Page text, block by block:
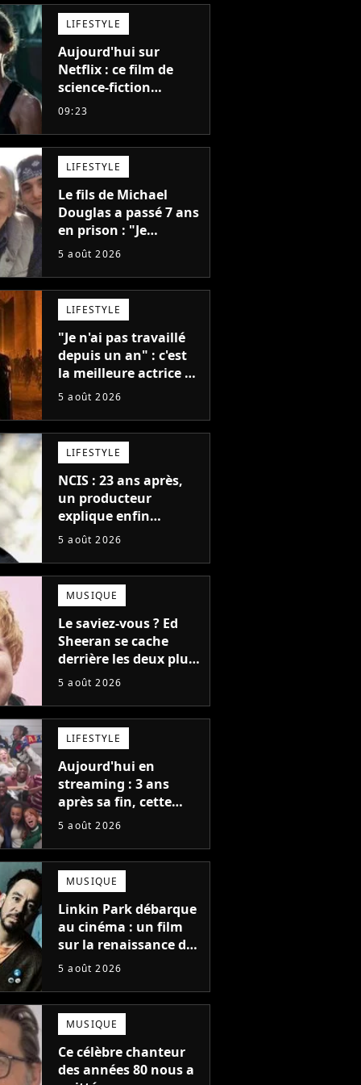
LIFESTYLE
Aujourd'hui sur
Netflix : ce film de
science-fiction
totalement oublié est
meilleurs des années
2010
09:23
LIFESTYLE
Le fils de Michael
Douglas a passé 7 ans
en prison : "Je
distribuais des joints
5 août 2026
LIFESTYLE
"Je n'ai pas travaillé
depuis un an" : c'est
la meilleure actrice de
L'Odyssée, mais
donner de rôle au
cinéma
5 août 2026
LIFESTYLE
NCIS : 23 ans après,
un producteur
explique enfin
l'origine de l'idée la
(et on ne parle pas du
bateau)
5 août 2026
MUSIQUE
Le saviez-vous ? Ed
Sheeran se cache
derrière les deux plus
gros tubes du
5 août 2026
LIFESTYLE
Aujourd'hui en
streaming : 3 ans
après sa fin, cette
série aux 13 Emmy
une suite...
totalement différente
5 août 2026
MUSIQUE
Linkin Park débarque
au cinéma : un film
sur la renaissance du
groupe arrive en
5 août 2026
MUSIQUE
Ce célèbre chanteur
des années 80 nous a